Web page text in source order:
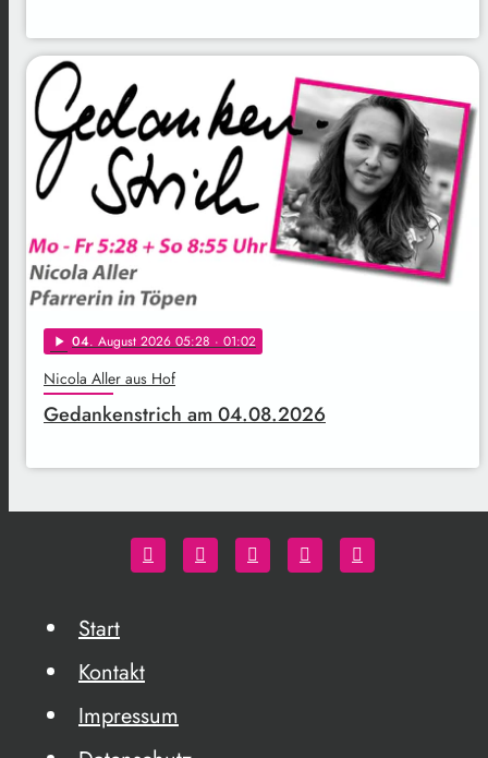
play_arrow 04. August 2026 05:28 · 01:02
Nicola Aller aus Hof
Gedankenstrich am 04.08.2026
Start
Kontakt
Impressum